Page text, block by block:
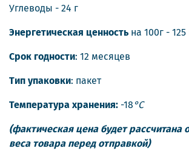
Углеводы - 24 г
Энергетическая ценность на 100г - 125
Срок годности: 12 месяцев
Тип упаковки: пакет
Температура хранения: -18 °С
(фактическая цена будет рассчитана
веса товара перед отправкой)